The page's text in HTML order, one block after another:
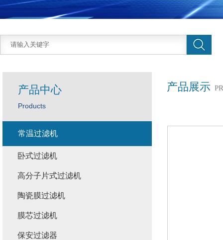
产品展示
产品中心
Products
常温过滤机
卧式过滤机
高分子片式过滤机
陶瓷膜过滤机
膜芯过滤机
保安过滤器